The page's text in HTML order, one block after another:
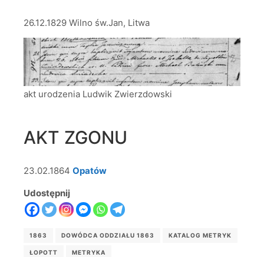
26.12.1829 Wilno św.Jan, Litwa
akt urodzenia Ludwik Zwierzdowski
AKT ZGONU
23.02.1864 Opatów
Udostępnij
1863 DOWÓDCA ODDZIAŁU 1863 KATALOG METRYK
ŁOPOTT METRYKA